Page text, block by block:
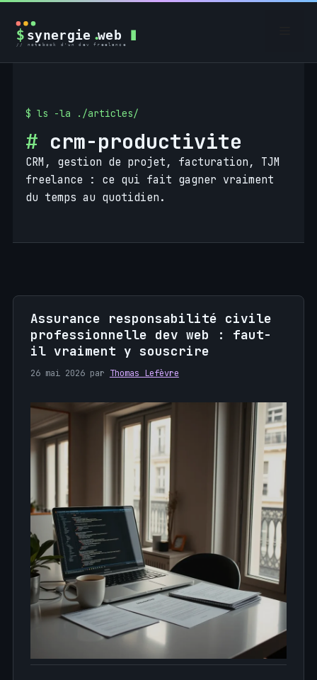
contenu
crm-productivite
CRM, gestion de projet, facturation, TJM
freelance : ce qui fait gagner vraiment
du temps au quotidien.
Assurance responsabilité civile
professionnelle dev web : faut-
il vraiment y souscrire
26 mai 2026 par Thomas Lefèvre